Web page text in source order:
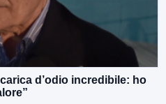
d’odio incredibile: ho